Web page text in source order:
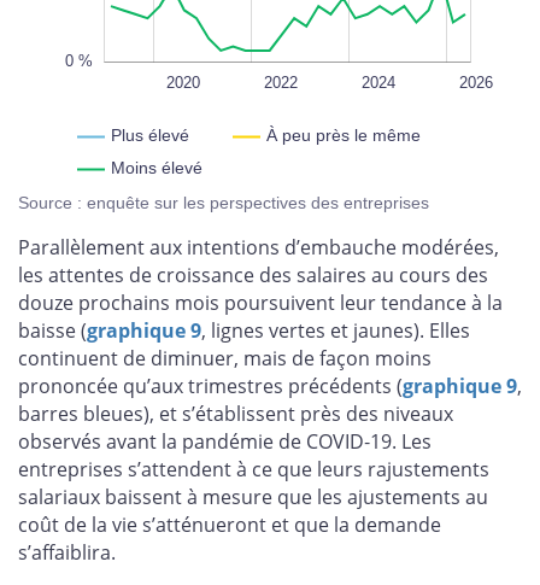
0 %
2020 2022 2024 2026
Plus élevé
À peu près le même
Moins élevé
Source : enquête sur les perspectives des entreprises
Parallèlement aux intentions d’embauche modérées,
les attentes de croissance des salaires au cours des
douze prochains mois poursuivent leur tendance à la
baisse (graphique 9, lignes vertes et jaunes). Elles
continuent de diminuer, mais de façon moins
prononcée qu’aux trimestres précédents (graphique 9,
barres bleues), et s’établissent près des niveaux
observés avant la pandémie de COVID‑19. Les
entreprises s’attendent à ce que leurs rajustements
salariaux baissent à mesure que les ajustements au
coût de la vie s’atténueront et que la demande
s’affaiblira.